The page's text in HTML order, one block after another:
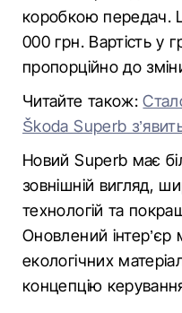
коробкою передач.
000 грн. Вартість у
пропорційно до
Читайте також:
Škoda Superb
Новий Superb має
зовнішній вигляд,
технологій та
Оновлений
екологічних
концепцію